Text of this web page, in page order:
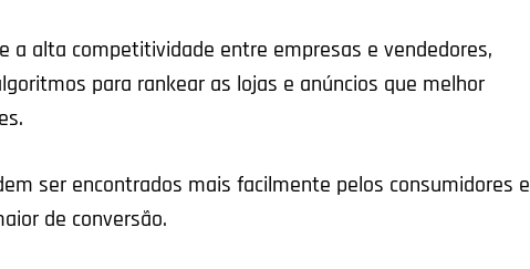
a alta competitividade entre empresas e vendedores,
para rankear as lojas e anúncios que melhor
ser encontrados mais facilmente pelos consumidores e
de conversão.